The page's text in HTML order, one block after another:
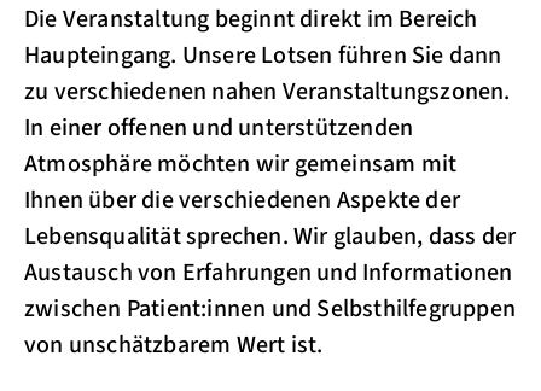
Die Veranstaltung beginnt direkt im Bereich
Haupteingang. Unsere Lotsen führen Sie dann
zu verschiedenen nahen Veranstaltungszonen.
In einer offenen und unterstützenden
Atmosphäre möchten wir gemeinsam mit
Ihnen über die verschiedenen Aspekte der
Lebensqualität sprechen. Wir glauben, dass der
Austausch von Erfahrungen und Informationen
zwischen Patient:innen und Selbsthilfegruppen
von unschätzbarem Wert ist.